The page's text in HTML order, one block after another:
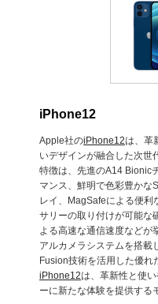
iPhone12
Apple社のiPhone12は、革
いデザインが融合した次世
特徴は、先進のA14 Bionic
マンス、鮮明で色彩豊か
レイ、MagSafeによる便利
サリーの取り付けが可能な
よる高速な通信速度などが
アルカメラシステムを搭載
Fusion技術を活用した優れ
iPhone12は、革新性と使
ーに新たな体験を提供する